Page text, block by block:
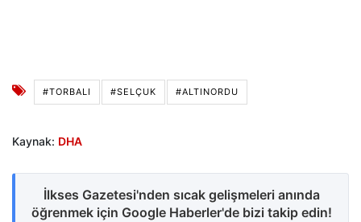
#TORBALI #SELÇUK #ALTINORDU
Kaynak: DHA
İlkses Gazetesi'nden sıcak gelişmeleri anında
öğrenmek için Google Haberler'de bizi takip edin!